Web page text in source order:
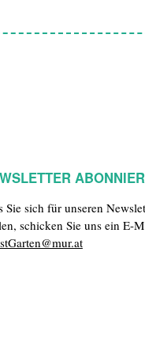
Sie sich für unseren
schicken Sie uns ein E-